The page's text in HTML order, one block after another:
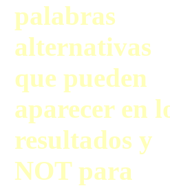
palabras
alternativas
que pueden
aparecer en
resultados y
NOT para